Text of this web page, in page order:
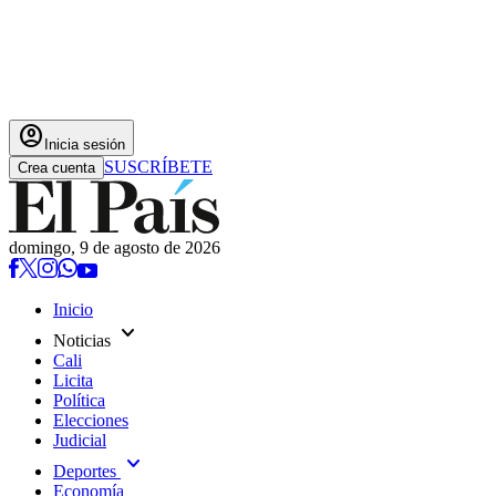
account_circle Inicia sesión
Crea cuenta SUSCRÍBETE
domingo, 9 de agosto de 2026
Inicio
Noticias expand_more
Cali
Licita
Política
Elecciones
Judicial
Deportes expand_more
Economía